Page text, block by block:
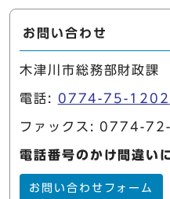
お問い合わせ
木津川市総務部財政課
電話: 0774-75-1202
ファックス: 0774-
電話番号のかけ間違い
お問い合わせフォーム